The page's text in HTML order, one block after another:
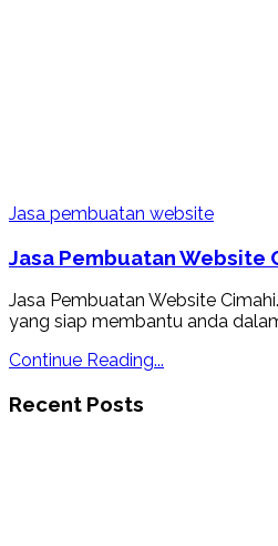
Jasa pembuatan website
Jasa Pembuatan Website
Jasa Pembuatan Website
yang siap membantu anda
Continue Reading...
Recent Posts